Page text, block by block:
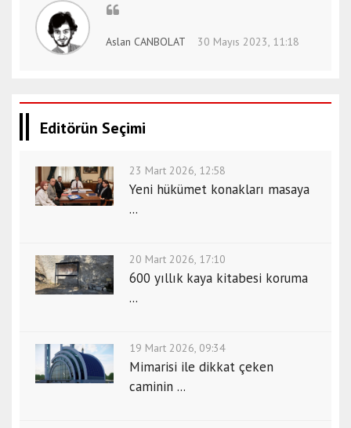
Aslan CANBOLAT 30 Mayıs 2023, 11:18
Editörün Seçimi
23 Mart 2026, 12:58
Yeni hükümet konakları masaya
...
20 Mart 2026, 17:10
600 yıllık kaya kitabesi koruma
...
19 Mart 2026, 09:34
Mimarisi ile dikkat çeken
caminin ...